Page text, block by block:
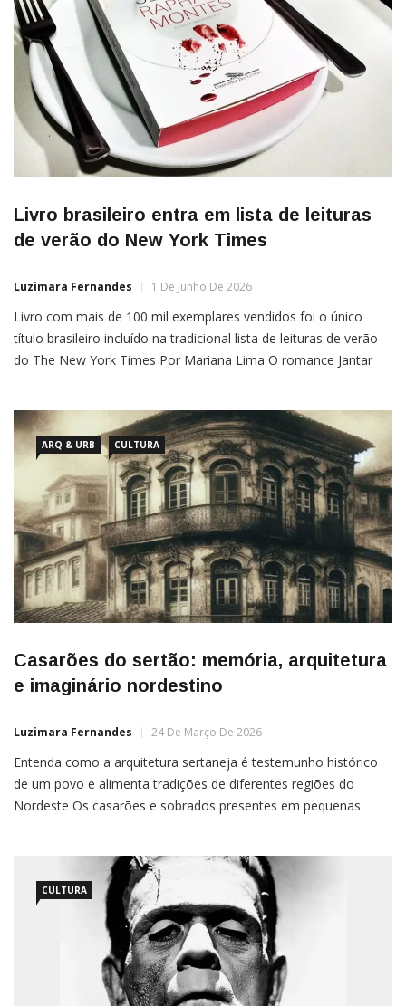
Livro brasileiro entra em lista de leituras
de verão do New York Times
Luzimara Fernandes 1 De Junho De 2026
Livro com mais de 100 mil exemplares vendidos foi o único
título brasileiro incluído na tradicional lista de leituras de verão
do The New York Times Por Mariana Lima O romance Jantar
sua tradicional seleção anual de livros recomendados […]
ARQ & URB CULTURA
Casarões do sertão: memória, arquitetura
e imaginário nordestino
Luzimara Fernandes 24 De Março De 2026
Entenda como a arquitetura sertaneja é testemunho histórico
de um povo e alimenta tradições de diferentes regiões do
Nordeste Os casarões e sobrados presentes em pequenas
construções revelam não apenas características arquitetônicas
específicas, mas também
CULTURA